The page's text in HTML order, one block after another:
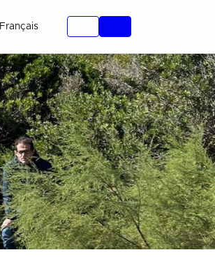
Français